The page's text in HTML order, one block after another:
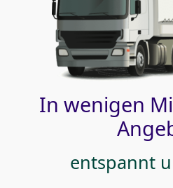
In wenigen
entspannt